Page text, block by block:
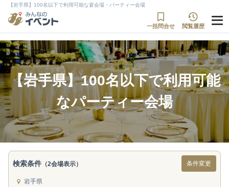
【岩手県】100名以下で利用可能な宴会場・パーティー会場
一括問合せ 閲覧履歴
【岩手県】100名以下で利用可能
なパーティー会場
検索条件 （2会場表示） 条件変更
岩手県